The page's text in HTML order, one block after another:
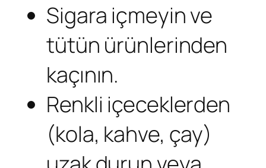
Sigara içmeyin ve
tütün ürünlerinden
kaçının.
Renkli içeceklerden
(kola, kahve, çay)